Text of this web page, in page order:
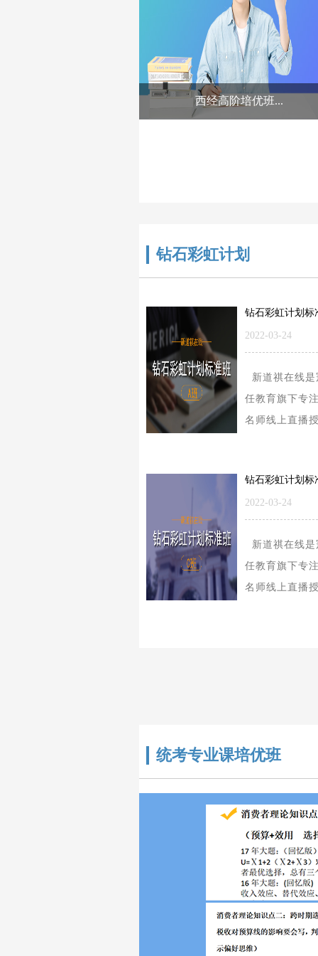
西经高阶培优班...
钻石彩虹计划
2022-03-24
新道祺在线是
任教育旗下专
名师线上直播
研公共课、考
2022-03-24
新道祺在线是
任教育旗下专
名师线上直播
统考专业课培优班